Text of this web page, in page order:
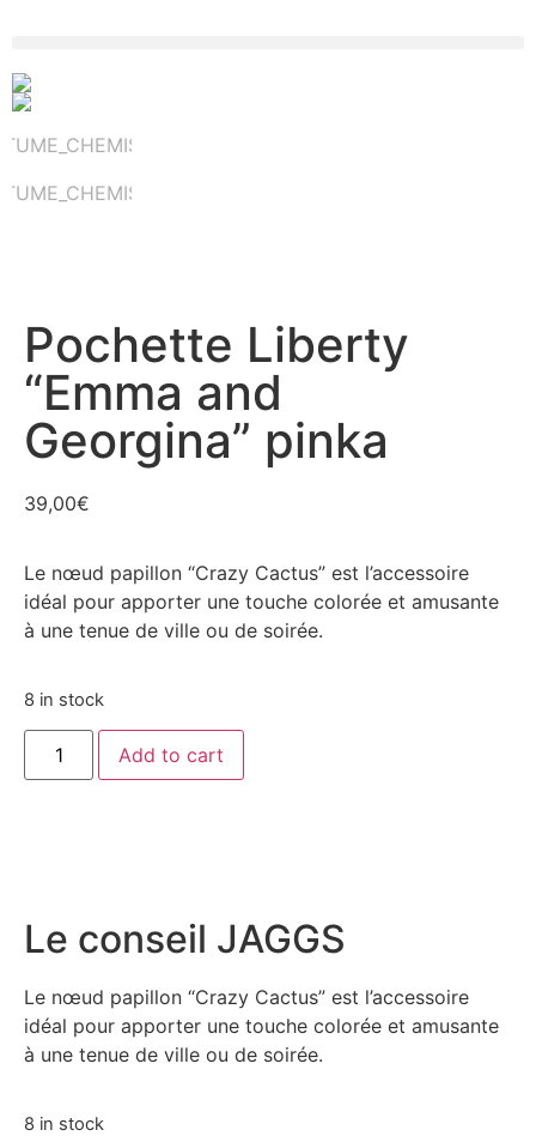
Pochette Liberty
“Emma and
Georgina” pinka
39,00€
Le nœud papillon “Crazy Cactus” est l’accessoire
idéal pour apporter une touche colorée et amusante
à une tenue de ville ou de soirée.
8 in stock
Add to cart
Le conseil JAGGS
Le nœud papillon “Crazy Cactus” est l’accessoire
idéal pour apporter une touche colorée et amusante
à une tenue de ville ou de soirée.
8 in stock